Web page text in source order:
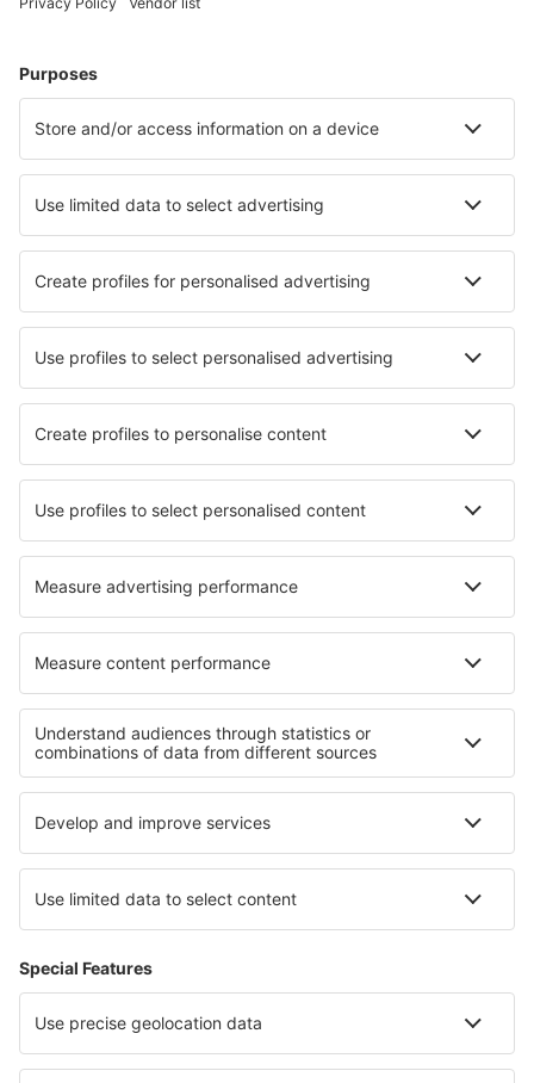
Ubytování in Parga Ubytování in Alykes
Nejlepší ubytování - města
Ubytování in Ayapel Ubytování in Paulinia
Ubytování in Mexican Hat Ubytování in Signau
Ubytování in Limetz-Villez Ubytování in San Pablo
Ubytování in Palmdale
Ubytování na Kosu Ubytování na Zakynthosu
Ubytování na ostrově Lesbos Ubytování in Aswan
Ubytování v Pomořském vojvodství Ubytování ve Varaderu
Ubytování in Swietokrzyskie Mountains
Ubytování na Rarotonze